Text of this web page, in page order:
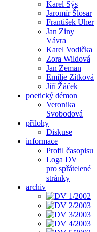
Karel Sýs
Jaromír Šlosar
František Uher
Jan Ziny
Vávra
Karel Vodička
Zora Wildová
Jan Zeman
Emilie Zítková
Jiří Žáček
poetický démon
Veronika
Svobodová
přílohy
Diskuse
informace
Profil časopisu
Loga DV
pro spřátelené
stránky
archiv